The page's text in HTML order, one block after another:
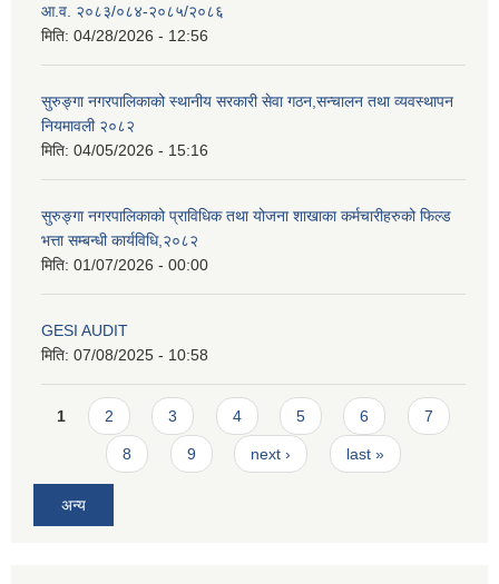
आ.व. २०८३/०८४-२०८५/२०८६
मिति: 04/28/2026 - 12:56
सुरुङ्गा नगरपालिकाको स्थानीय सरकारी सेवा गठन,सन्चालन तथा व्यवस्थापन
नियमावली २०८२
मिति: 04/05/2026 - 15:16
सुरुङ्गा नगरपालिकाको प्राविधिक तथा योजना शाखाका कर्मचारीहरुको फिल्ड
भत्ता सम्बन्धी कार्यविधि,२०८२
मिति: 01/07/2026 - 00:00
GESI AUDIT
मिति: 07/08/2025 - 10:58
Pages
1 2 3 4 5 6 7
8 9 next › last »
अन्य